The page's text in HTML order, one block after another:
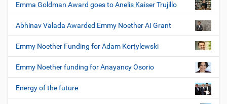
Emma Goldman Award goes to Anelis Kaiser Trujillo
Abhinav Valada Awarded Emmy Noether AI Grant
Emmy Noether Funding for Adam Kortylewski
Emmy Noether funding for Anayancy Osorio
Energy of the future